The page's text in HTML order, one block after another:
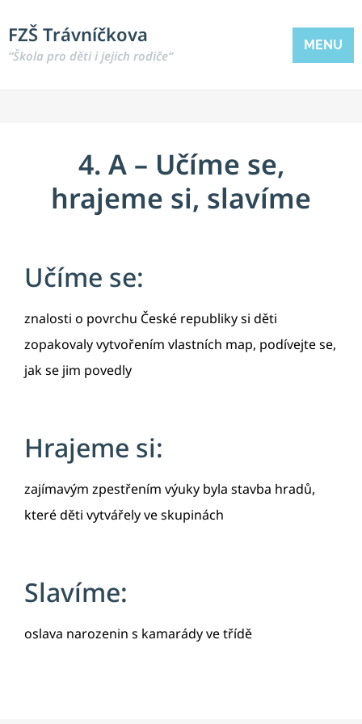
FZŠ Trávníčkova
“Škola pro děti i jejich rodiče“
MENU
4. A – Učíme se,
hrajeme si, slavíme
Učíme se:
znalosti o povrchu České republiky si děti
zopakovaly vytvořením vlastních map, podívejte se,
jak se jim povedly
Hrajeme si:
zajímavým zpestřením výuky byla stavba hradů,
které děti vytvářely ve skupinách
Slavíme:
oslava narozenin s kamarády ve třídě